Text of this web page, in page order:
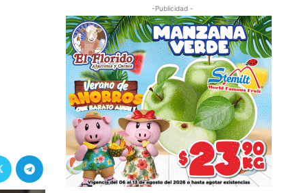
-Publicidad -